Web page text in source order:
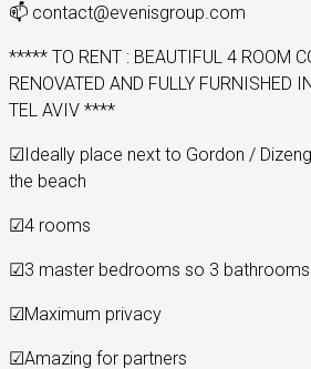
📫 contact@evenisgroup.com
***** TO RENT : BEAUTIFUL 4 ROOM
RENOVATED AND FULLY FURNISHED
TEL AVIV ****
☑Ideally place next to Gordon /
the beach
☑4 rooms
☑3 master bedrooms so 3
☑Maximum privacy
☑Amazing for partners